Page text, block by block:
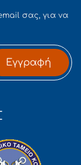
σας, για να
Εγγραφή